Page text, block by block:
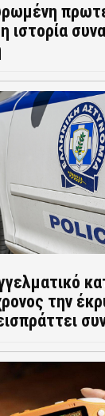
ιστορία
την